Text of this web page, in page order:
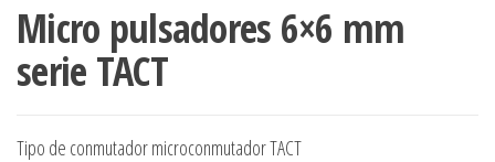
Micro pulsadores 6×6 mm
serie TACT
Tipo de conmutador microconmutador TACT